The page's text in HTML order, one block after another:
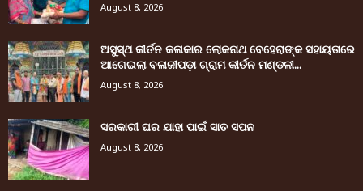
August 8, 2026
ଅସୁସ୍ଥ କୀର୍ତନ କଳାକାର ଲୋକନାଥ ବେହେରାଙ୍କ ସହାୟତାରେ
ଆଗେଇଲା ବଳାଜୀପଡ଼ା ଗ୍ରାମ କୀର୍ତନ ମଣ୍ଡଳୀ...
August 8, 2026
ସରକାରୀ ଘର ଯାହା ପାଇଁ ସାତ ସପନ
August 8, 2026